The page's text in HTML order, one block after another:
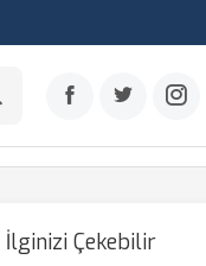
İlginizi Çekebilir